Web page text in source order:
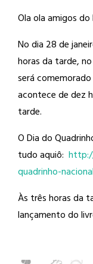
Ola ola amigos
No dia 28 de
horas da tarde,
será
acontece de dez
tarde.
O Dia do
tudo aquiô:
quadrinho-nacional
Às três horas da
lançamento do